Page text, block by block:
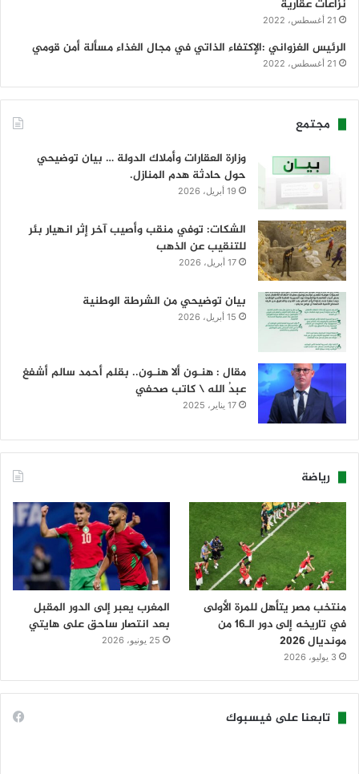
نزاعات عقارية
21 أغسطس، 2022
الرئيس الغزواني :الإكتفاء الذاتي في مجال الغذاء مسألة أمن قومي
21 أغسطس، 2022
مجتمع
وزارة العقارات وأملاك الدولة … بيان توضيحي
حول حادثة هدم المنازل.
19 أبريل، 2026
الشكات: توفي منقب وأصيب آخر إثر انهيار بئر
للتنقيب عن الذهب
17 أبريل، 2026
بيان توضيحي من الشرطة الوطنية
15 أبريل، 2026
مقال : هنـون ألا هنـون.. بقلم أحمد سالم أشفغ
عبدُ الله \ كاتب صحفي
17 يناير، 2025
رياضة
منتخب مصر يتأهل للمرة الأولى
في تاريخه إلى دور الـ16 من
مونديال 2026
3 يوليو، 2026
المغرب يعبر إلى الدور المقبل
بعد انتصار ساحق على هايتي
25 يونيو، 2026
تابعنا على فيسبوك